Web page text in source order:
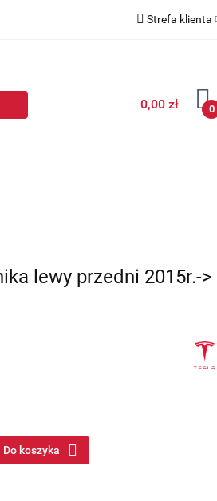
Strefa klienta
Dodaj zgłoszenie
0,00 zł 0
lewy przedni 2015r.->
Do koszyka